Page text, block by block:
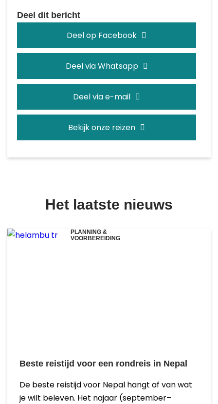
Deel dit bericht
Deel op Facebook
Deel via Whatsapp
Deel via e-mail
Bekijk onze reizen
Het laatste nieuws
PLANNING &
VOORBEREIDING
Beste reistijd voor een rondreis in Nepal
De beste reistijd voor Nepal hangt af van wat
je wilt beleven. Het najaar (september–